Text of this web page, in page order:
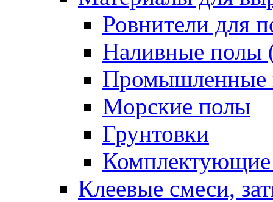
Ровнители для
Наливные полы
Промышленные
Морские полы
Грунтовки
Клеевые смеси,